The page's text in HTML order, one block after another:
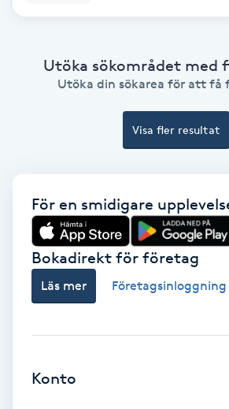
Katun fransar
Kinesiologi
Kinesisk medicin
Kiropraktik
Klippning
Utöka sökområdet med
Utöka din sökarea för att få
Visa fler resultat
För en smidigare
Bokadirekt för företag
Läs mer Företagsinloggning
Konto